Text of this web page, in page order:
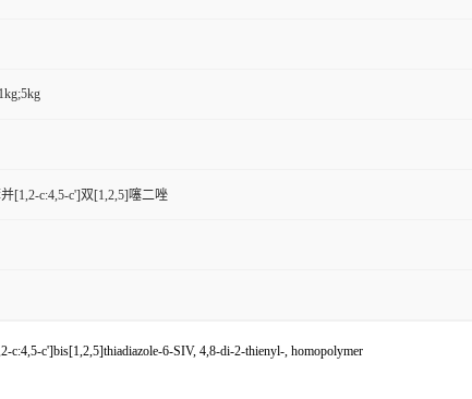
[1,2-c:4,5-c']双[1,2,5]噻二唑
c']bis[1,2,5]thiadiazole-6-SIV, 4,8-di-2-thienyl-, homopolymer